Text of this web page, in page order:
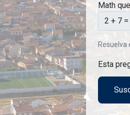
Math
2 + 7 =
Resuelva
Esta